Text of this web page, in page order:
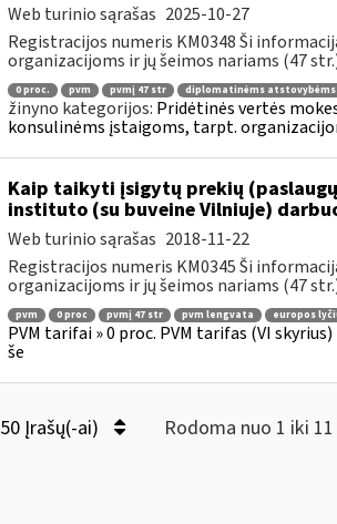
Web turinio sąrašas 2025-10-27
Registracijos numeris KM0348 Ši
organizacijoms ir jų šeimos nariams (47
0 proc. pvm pvmį 47 str diplomatinėms atstovybėms
žinyno kategorijos: Pridėtinės vertės
konsulinėms įstaigoms, tarpt.
Kaip taikyti įsigytų prekių
instituto (su buveine Vilniuje)
Web turinio sąrašas 2018-11-22
Registracijos numeris KM0345 Ši
organizacijoms ir jų šeimos nariams (47
pvm 0 proc pvmį 47 str pvm lengvata europos
PVM tarifai » 0 proc. PVM tarifas (VI
še
50 Įrašų(-ai) Rodoma nuo 1 iki